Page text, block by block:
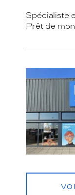
Spécialiste
Prêt de